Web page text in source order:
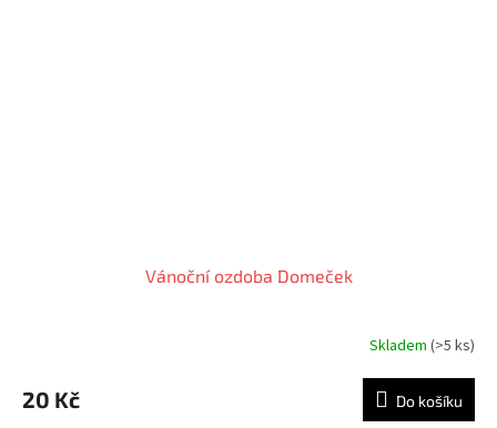
Vánoční ozdoba Domeček
Skladem (>5 ks)
20 Kč Do košíku